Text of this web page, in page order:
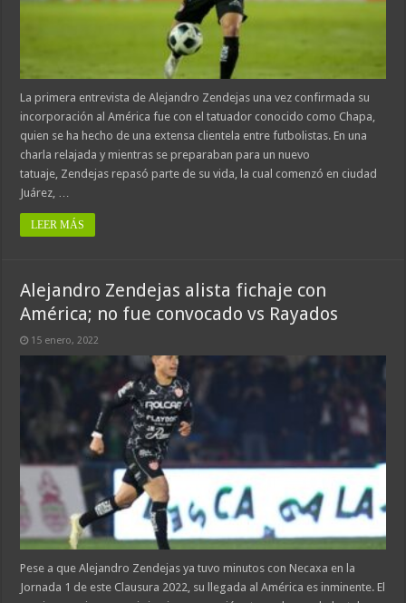
La primera entrevista de Alejandro Zendejas una vez confirmada su
incorporación al América fue con el tatuador conocido como Chapa,
quien se ha hecho de una extensa clientela entre futbolistas. En una
charla relajada y mientras se preparaban para un nuevo
tatuaje, Zendejas repasó parte de su vida, la cual comenzó en ciudad
Juárez, …
LEER MÁS
Alejandro Zendejas alista fichaje con
América; no fue convocado vs Rayados
15 enero, 2022
Pese a que Alejandro Zendejas ya tuvo minutos con Necaxa en la
Jornada 1 de este Clausura 2022, su llegada al América es inminente. El